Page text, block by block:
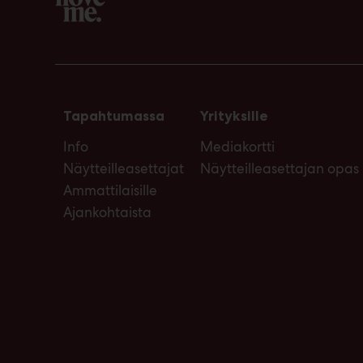
Tapahtumassa
Info
Näytteilleasettajat
Ammattilaisille
Ajankohtaista
Yrityksille
Mediakortti
Näytteilleasettajan opas